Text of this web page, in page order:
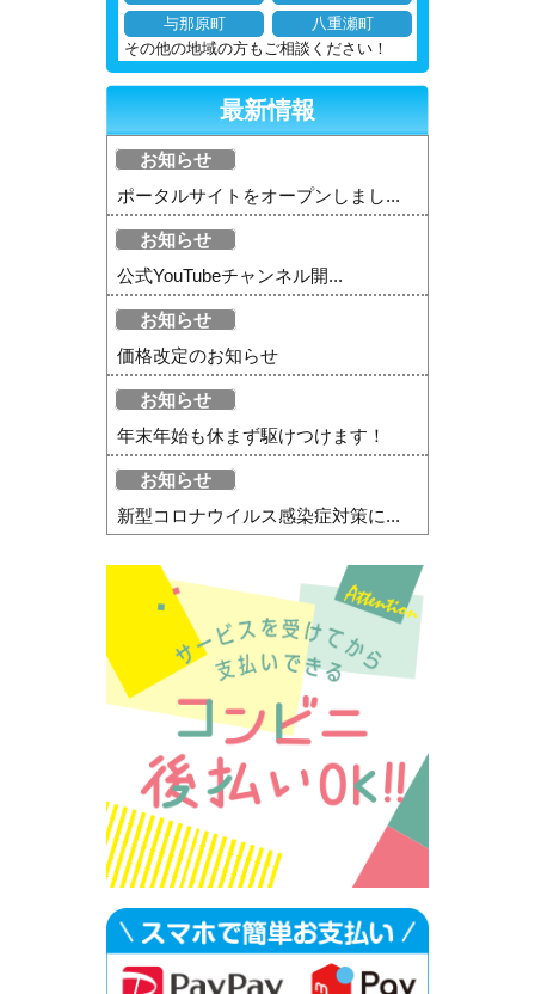
与那原町
八重瀬町
その他の地域の方もご相談ください！
最新情報
お知らせ
ポータルサイトをオープンしまし...
お知らせ
公式YouTubeチャンネル開...
お知らせ
価格改定のお知らせ
お知らせ
年末年始も休まず駆けつけます！
お知らせ
新型コロナウイルス感染症対策に...